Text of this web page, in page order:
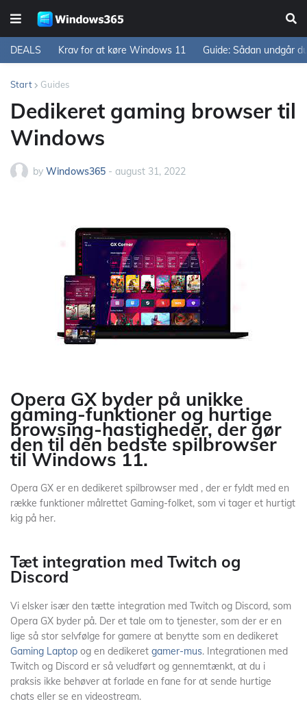
DEALS Krav for at køre Windows 11 Guide: Sådan undgår
Start Guides
Dedikeret gaming browser til
Windows
by Windows365 - august 31, 2022
Opera GX byder på unikke
gaming-funktioner og hurtige
browsing-hastigheder, der gør
den til den bedste spilbrowser
til Windows 11.
Opera GX er en dedikeret spilbrowser med , der er fyldt med en
række funktioner målrettet Gaming-folket, som vi tager et hurtigt
kig på her.
Tæt integration med Twitch og
Discord
Vi elsker især den tætte integration med Twitch og Discord, som
Opera GX byder på. Der et tale om to tjenester, som der er en
lige så stor selvfølge for gamere at benytte som en dedikeret
Gaming Laptop og en dedikeret gamer-mus. Integrationen med
Twitch og Discord er så veludført og gennemtænkt, at du i
praksis ikke behøver at forlade en fane for at sende hurtige
chats eller se en videostream.